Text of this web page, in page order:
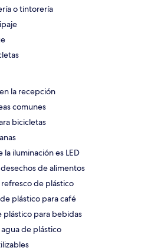
o tintorería
la recepción
comunes
bicicletas
la iluminación es LED
de alimentos
de plástico
plástico para café
plástico para bebidas
de plástico